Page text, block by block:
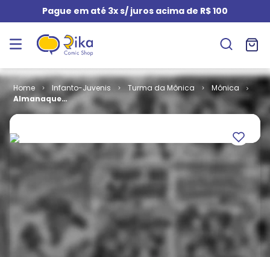
Pague em até 3x s/ juros acima de R$ 100
Infanto-Juvenis Turma da Mônica
Mônica
Almanaque
da Mônica #